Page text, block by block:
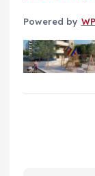
Powered by